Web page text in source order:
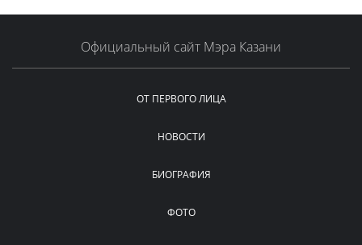
Официальный сайт Мэра Казани
ОТ ПЕРВОГО ЛИЦА
НОВОСТИ
БИОГРАФИЯ
ФОТО